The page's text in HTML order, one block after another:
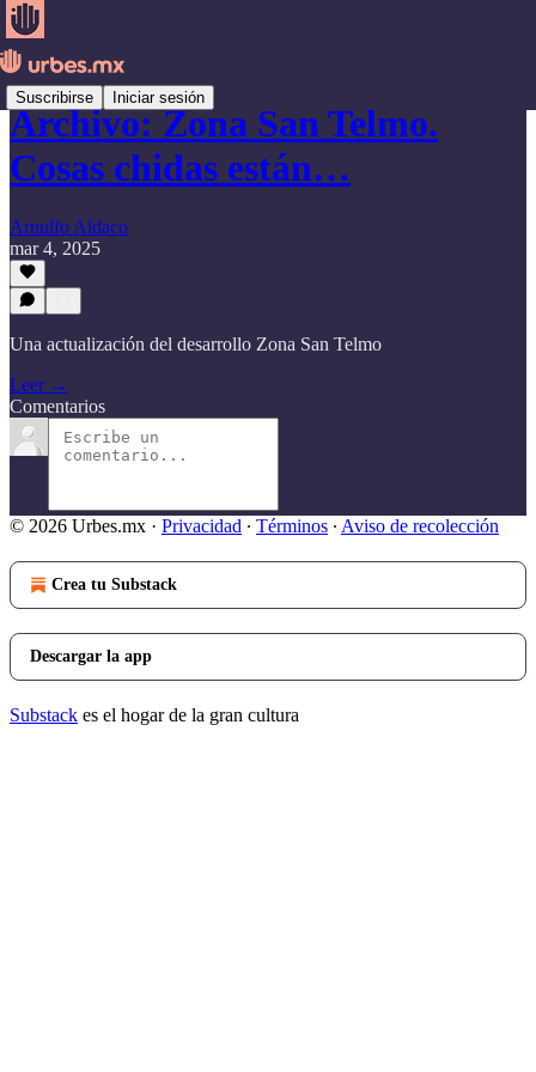
Suscribirse Iniciar sesión
Archivo: Zona San Telmo.
Cosas chidas están…
Arnulfo Aldaco
mar 4, 2025
Una actualización del desarrollo Zona San Telmo
Leer →
Comentarios
© 2026 Urbes.mx · Privacidad ∙ Términos ∙ Aviso de recolección
Crea tu Substack
Descargar la app
Substack es el hogar de la gran cultura